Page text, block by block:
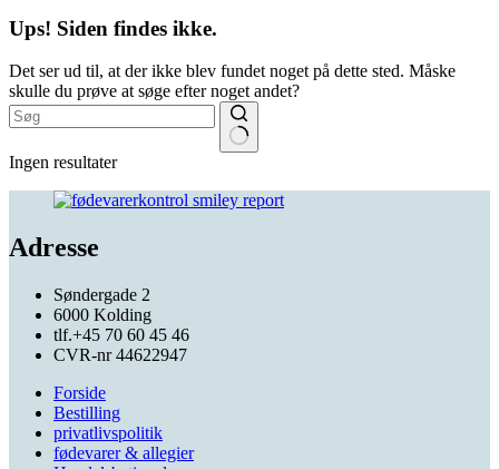
Ups! Siden findes ikke.
Det ser ud til, at der ikke blev fundet noget på dette sted. Måske
skulle du prøve at søge efter noget andet?
Ingen resultater
Adresse
Søndergade 2
6000 Kolding
tlf.+45 70 60 45 46
CVR-nr 44622947
Forside
Bestilling
privatlivspolitik
fødevarer & allegier